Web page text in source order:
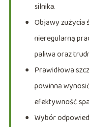
silnika.
Objawy zużycia
nieregularną
paliwa oraz
Prawidłowa
powinna
efektywność
Wybór